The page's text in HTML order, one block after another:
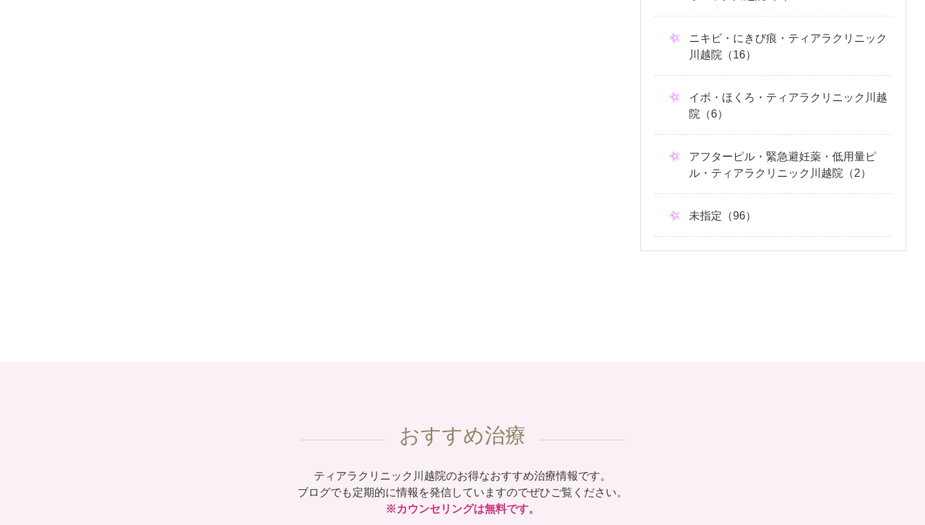
ニキビ・にきび痕・ティアラクリニック
川越院（16）
イボ・ほくろ・ティアラクリニック川越
院（6）
アフターピル・緊急避妊薬・低用量ピ
ル・ティアラクリニック川越院（2）
未指定（96）
おすすめ治療
ティアラクリニック川越院のお得なおすすめ治療情報です。
ブログでも定期的に情報を発信していますのでぜひご覧ください。
※カウンセリングは無料です。